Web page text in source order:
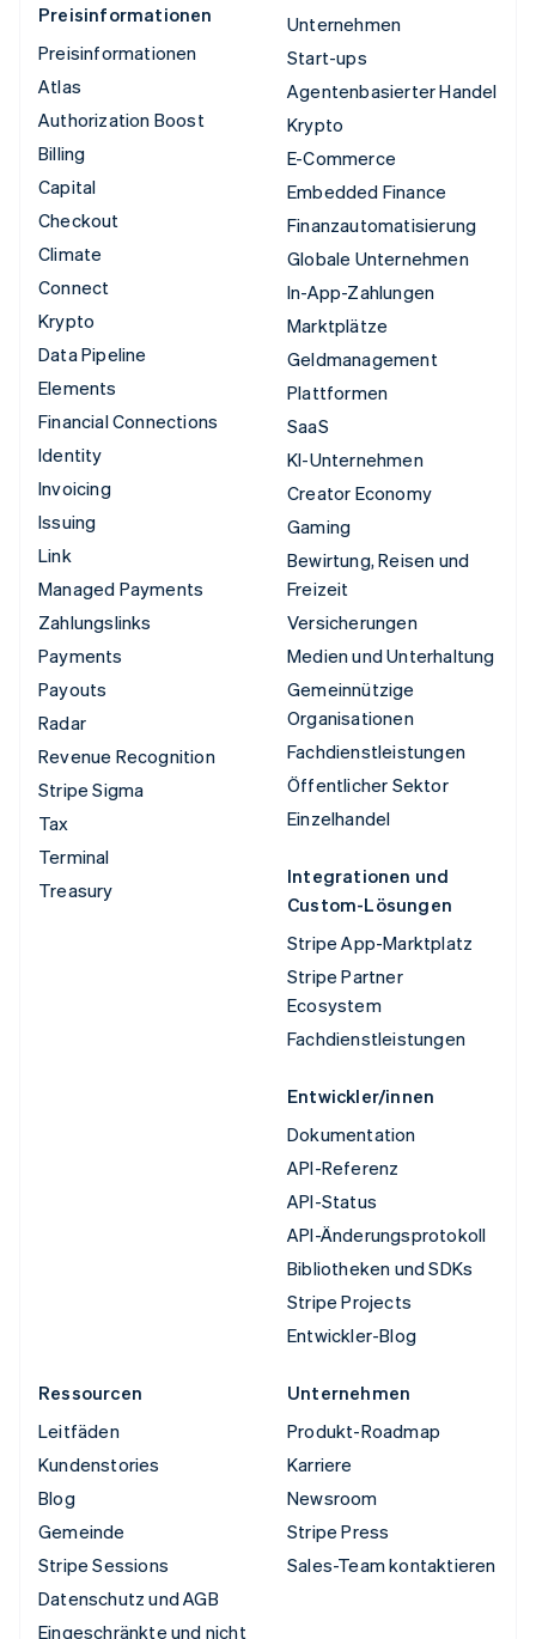
Preisinformationen
Preisinformationen
Atlas
Authorization Boost
Billing
Capital
Checkout
Climate
Connect
Krypto
Data Pipeline
Elements
Financial Connections
Identity
Invoicing
Issuing
Link
Managed Payments
Zahlungslinks
Payments
Payouts
Radar
Revenue Recognition
Stripe Sigma
Tax
Terminal
Treasury
Unternehmen
Start-ups
Agentenbasierter Handel
Krypto
E-Commerce
Embedded Finance
Finanzautomatisierung
Globale Unternehmen
In-App-Zahlungen
Marktplätze
Geldmanagement
Plattformen
SaaS
KI-Unternehmen
Creator Economy
Gaming
Bewirtung, Reisen und
Freizeit
Versicherungen
Medien und Unterhaltung
Gemeinnützige
Organisationen
Fachdienstleistungen
Öffentlicher Sektor
Einzelhandel
Integrationen und
Custom-Lösungen
Stripe App-Marktplatz
Stripe Partner
Ecosystem
Fachdienstleistungen
Entwickler/innen
Dokumentation
API-Referenz
API-Status
API-Änderungsprotokoll
Bibliotheken und SDKs
Stripe Projects
Entwickler-Blog
Ressourcen
Leitfäden
Kundenstories
Blog
Gemeinde
Stripe Sessions
Datenschutz und AGB
Eingeschränkte und nicht
Unternehmen
Produkt-Roadmap
Karriere
Newsroom
Stripe Press
Sales-Team kontaktieren